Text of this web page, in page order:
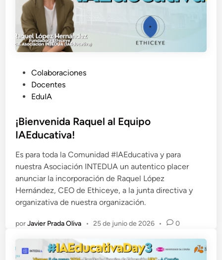
i
c
d
o
e
n
Colaboraciones
Docentes
EduIA
¡Bienvenida Raquel al Equipo
IAEducativa!
Es para toda la Comunidad #IAEducativa y para
nuestra Asociación INTEDUA un autentico placer
anunciar la incorporación de Raquel López
Hernández, CEO de Ethiceye, a la junta directiva y
organizativa de nuestra organización.
porJavier Prada Oliva • 25 de junio de 2026 • 0